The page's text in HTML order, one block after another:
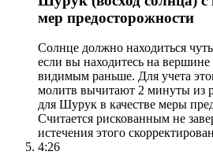
мер предосторожности
Солнце должно находиться
если вы находитесь на
видимым раньше. Для учета
молитв вычитают 2 минуты из
для Шурук в качестве меры
Считается рискованным не
истечения этого
4:26